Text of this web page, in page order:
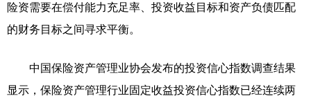
险资需要在偿付能力充足率、投资收益目标和资产负债匹配
的财务目标之间寻求平衡。
中国保险资产管理业协会发布的投资信心指数调查结果
显示，保险资产管理行业固定收益投资信心指数已经连续两